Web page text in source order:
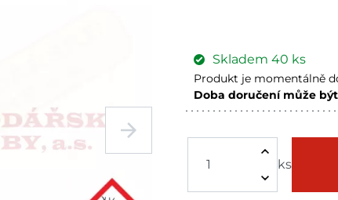
ks
Skladem 40 ks
Produkt je momentálně
Doba doručení může
Havlíčkův Brod